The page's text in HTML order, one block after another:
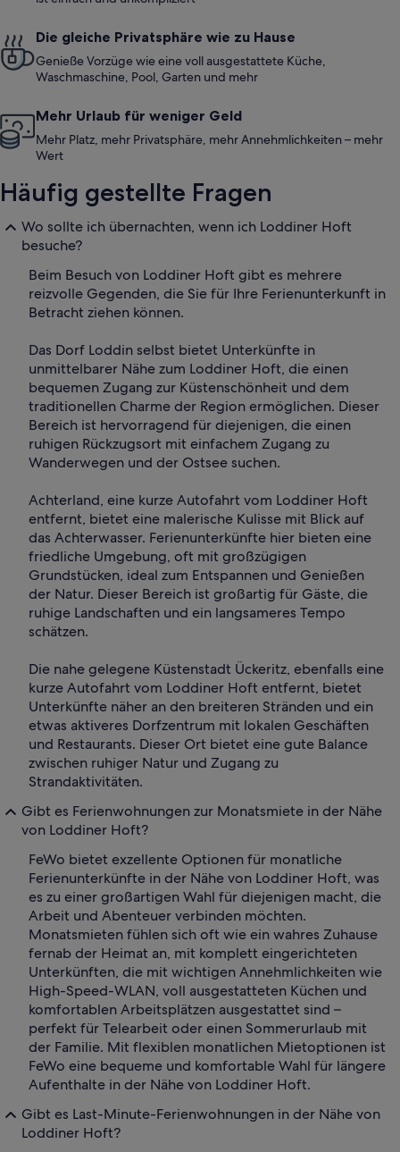
Die gleiche Privatsphäre wie zu Hause
Genieße Vorzüge wie eine voll ausgestattete Küche,
Waschmaschine, Pool, Garten und mehr
Mehr Urlaub für weniger Geld
Mehr Platz, mehr Privatsphäre, mehr Annehmlichkeiten – mehr
Wert
Häufig gestellte Fragen
Wo sollte ich übernachten, wenn ich Loddiner Hoft
besuche?
Beim Besuch von Loddiner Hoft gibt es mehrere
reizvolle Gegenden, die Sie für Ihre Ferienunterkunft in
Betracht ziehen können.
Das Dorf Loddin selbst bietet Unterkünfte in
unmittelbarer Nähe zum Loddiner Hoft, die einen
bequemen Zugang zur Küstenschönheit und dem
traditionellen Charme der Region ermöglichen. Dieser
Bereich ist hervorragend für diejenigen, die einen
ruhigen Rückzugsort mit einfachem Zugang zu
Wanderwegen und der Ostsee suchen.
Achterland, eine kurze Autofahrt vom Loddiner Hoft
entfernt, bietet eine malerische Kulisse mit Blick auf
das Achterwasser. Ferienunterkünfte hier bieten eine
friedliche Umgebung, oft mit großzügigen
Grundstücken, ideal zum Entspannen und Genießen
der Natur. Dieser Bereich ist großartig für Gäste, die
ruhige Landschaften und ein langsameres Tempo
schätzen.
Die nahe gelegene Küstenstadt Ückeritz, ebenfalls eine
kurze Autofahrt vom Loddiner Hoft entfernt, bietet
Unterkünfte näher an den breiteren Stränden und ein
etwas aktiveres Dorfzentrum mit lokalen Geschäften
und Restaurants. Dieser Ort bietet eine gute Balance
zwischen ruhiger Natur und Zugang zu
Strandaktivitäten.
Gibt es Ferienwohnungen zur Monatsmiete in der Nähe
von Loddiner Hoft?
FeWo bietet exzellente Optionen für monatliche
Ferienunterkünfte in der Nähe von Loddiner Hoft, was
es zu einer großartigen Wahl für diejenigen macht, die
Arbeit und Abenteuer verbinden möchten.
Monatsmieten fühlen sich oft wie ein wahres Zuhause
fernab der Heimat an, mit komplett eingerichteten
Unterkünften, die mit wichtigen Annehmlichkeiten wie
High-Speed-WLAN, voll ausgestatteten Küchen und
komfortablen Arbeitsplätzen ausgestattet sind –
perfekt für Telearbeit oder einen Sommerurlaub mit
der Familie. Mit flexiblen monatlichen Mietoptionen ist
FeWo eine bequeme und komfortable Wahl für längere
Aufenthalte in der Nähe von Loddiner Hoft.
Gibt es Last-Minute-Ferienwohnungen in der Nähe von
Loddiner Hoft?